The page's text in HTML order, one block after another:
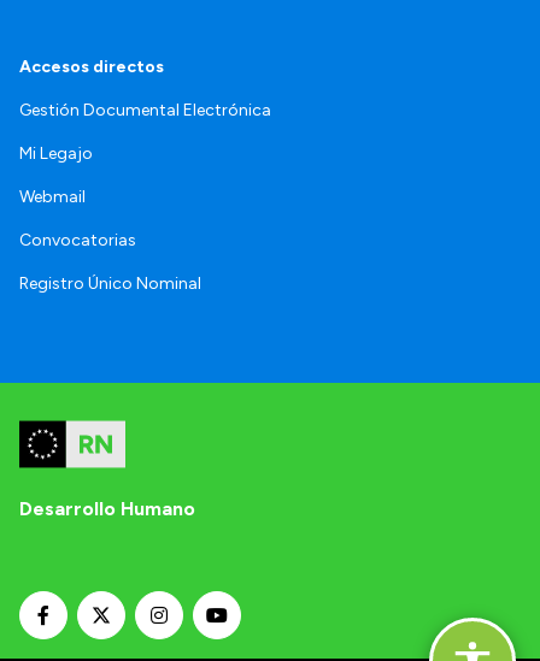
Accesos directos
Gestión Documental Electrónica
Mi Legajo
Webmail
Convocatorias
Registro Único Nominal
Desarrollo Humano